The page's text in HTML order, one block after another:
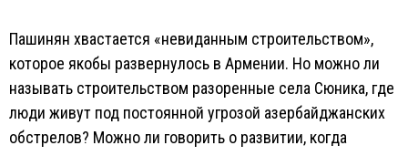
Пашинян хвастается «невиданным строительством»,
которое якобы развернулось в Армении. Но можно ли
называть строительством разоренные села Сюника, где
люди живут под постоянной угрозой азербайджанских
обстрелов? Можно ли говорить о развитии, когда